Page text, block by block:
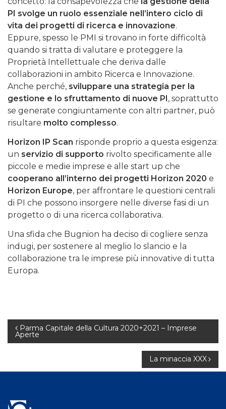
PI svolge un ruolo essenziale nell’intero ciclo di
vita dei progetti di ricerca e innovazione.
Eppure, spesso le PMI si trovano in forte difficoltà
quando si tratta di valutare e proteggere la
Proprietà Intellettuale che deriva dalle
collaborazioni in ambito Ricerca e Innovazione.
Anche perché, sviluppare una strategia per la
gestione e lo sfruttamento di nuove PI , soprattutto
se generate congiuntamente con altri partner, può
risultare molto complesso.
Horizon IP Scan risponde proprio a questa esigenza:
un servizio di supporto rivolto specificamente alle
piccole e medie imprese e alle start up che
cooperano all’interno dei progetti Horizon 2020 e
Horizon Europe, per affrontare le questioni centrali
di PI che possono insorgere nelle diverse fasi di un
progetto o di una ricerca collaborativa.
Una sfida che Bugnion ha deciso di cogliere senza
indugi, per sostenere al meglio lo slancio e la
collaborazione tra le imprese più innovative di tutta
Europa.
Navigazione
Parma Capitale della Cultura 2020+2021 – Imprese
Aperte
La minaccia XXX